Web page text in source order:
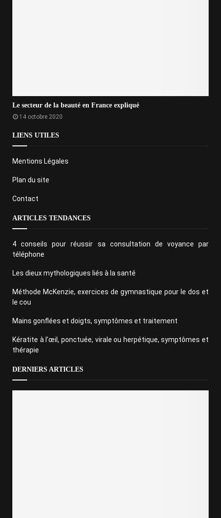
Le secteur de la beauté en France expliqué
14 octobre 2020
LIENS UTILES
Mentions Légales
Plan du site
Contact
ARTICLES TENDANCES
4 conseils pour réussir sa consultation de voyance par
téléphone
Les dieux mythologiques liés à la santé
Méthode McKenzie, exercices de gymnastique pour le dos et
le cou
Mains gonflées et doigts, symptômes et traitement
Kératite à l’œil, ponctuée, virale ou herpétique, symptômes et
thérapie
DERNIERS ARTICLES